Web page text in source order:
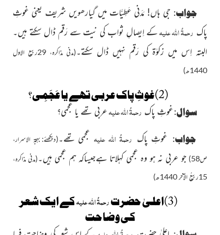
جواب: جی ہاں! مَدَنی عَطِیَّات میں گیارھویں شریف یعنی غوثِ
پاک رحمۃُ اللہ علیہکے اِیصالِ ثواب کی نیت سے رَقم ڈال سکتے ہیں۔
البتہ اِس میں زکوٰۃ کی رَقم نہیں ڈال سکتے۔
(مدنی مذاکرہ، 29ربیع الاول
1440ھ)
(2)غوثِ پاک عربی تھے یا عَجَمِی؟
سوال:غوثِ پاک رحمۃُ اللہ علیہعربی تھے یا عجمی؟
جواب: غوثِ پاک رحمۃُ اللہ علیہ عجمی تھے۔(دیکھئے: بہجۃ الاسرار،
ص58) جو عربی نہ ہو وہ عجمی کہلاتا ہےجیساکہ ہم عجمی ہیں۔(مدنی مذاکرہ،
15ربیعُ الآخر 1440ھ)
(3)اعلیٰ حضرت رحمۃُ اللہ علیہکے ایک شعر
کی وضاحت